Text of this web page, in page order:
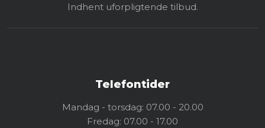
Indhent uforpligtende tilbud.
Telefontider
Mandag - torsdag: 07.00 - 20.00
Fredag: 07.00 - 17.00